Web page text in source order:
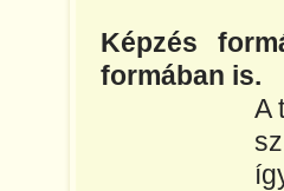
Képzés
formában is.
A